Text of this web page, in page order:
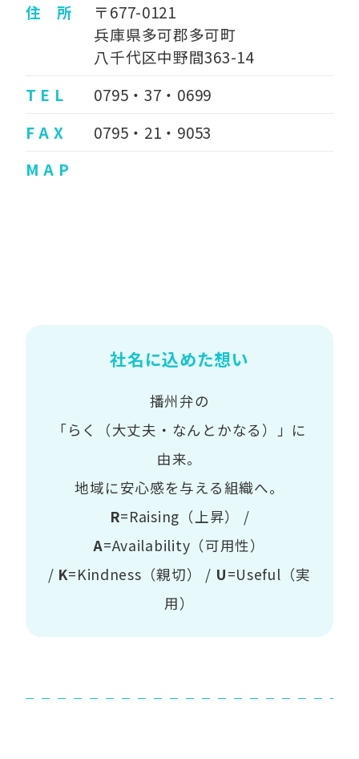
住 所
〒677-0121
兵庫県多可郡多可町
八千代区中野間363-14
T E L
0795・37・0699
F A X
0795・21・9053
M A P
社名に込めた想い
播州弁の
「らく（大丈夫・なんとかなる）」に
由来。
地域に安心感を与える組織へ。
R=Raising（上昇） /
A=Availability（可用性）
/ K=Kindness（親切） / U=Useful（実
用）